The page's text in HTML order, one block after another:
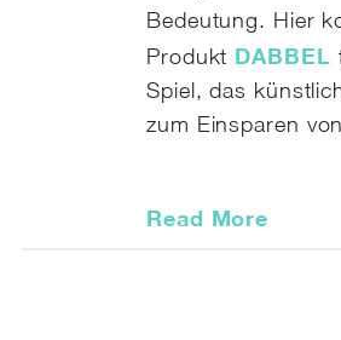
Bedeutung. Hier
Produkt DABBEL
Spiel, das
zum Einsparen
Read More